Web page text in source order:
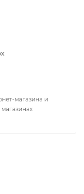
магазина и